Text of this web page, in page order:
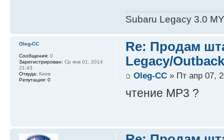
Subaru Legacy 3.0
Re: Продам
Legacy/
Oleg-CC» Пт апр 07,
чтение MP3 ?
Oleg-CC
Сообщения: 0
Зарегистрирован: Ср янв 01, 2014
21:43
Откуда: Киев
Репутация: 0